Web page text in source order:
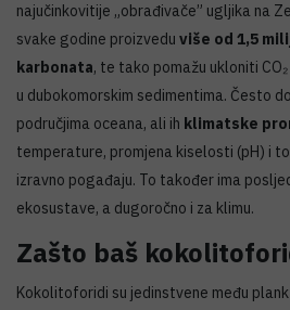
najučinkovitije „obrađivače” ugljika na
svake godine proizvedu više od 1,5
karbonata, te tako pomažu ukloniti
u dubokomorskim sedimentima. Često
područjima oceana, ali ih klimatske
temperature, promjena kiselosti (pH) i
izravno pogađaju. To također ima
ekosustave, a dugoročno i za klimu.
Zašto baš
Kokolitoforidi su jedinstvene među